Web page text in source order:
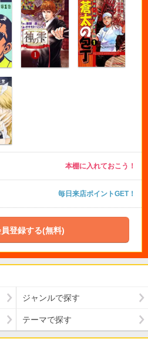
本棚に入れておこう！
毎日来店ポイントGET！
登録する(無料)
ジャンルで探す
テーマで探す